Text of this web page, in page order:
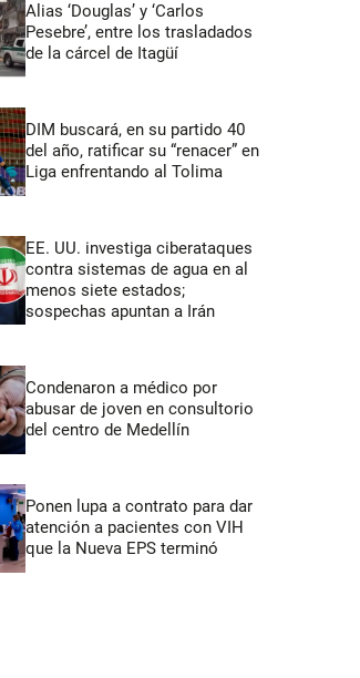
Alias ‘Douglas’ y ‘Carlos
Pesebre’, entre los trasladados
de la cárcel de Itagüí
DIM buscará, en su partido 40
del año, ratificar su “renacer” en
Liga enfrentando al Tolima
EE. UU. investiga ciberataques
contra sistemas de agua en al
menos siete estados;
sospechas apuntan a Irán
Condenaron a médico por
abusar de joven en consultorio
del centro de Medellín
Ponen lupa a contrato para dar
atención a pacientes con VIH
que la Nueva EPS terminó